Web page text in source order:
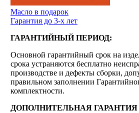
Масло в подарок
Гарантия до 3-х лет
ГАРАНТИЙНЫЙ ПЕРИОД:
Основной гарантийный срок на
срока устраняются бесплатно
производстве и дефекты сборки,
правильном заполнении
комплектности.
ДОПОЛНИТЕЛЬНАЯ ГАРАНТИЯ